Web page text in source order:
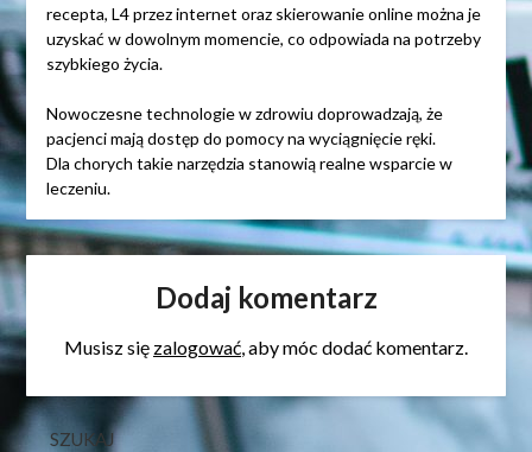
recepta, L4 przez internet oraz skierowanie online można je
uzyskać w dowolnym momencie, co odpowiada na potrzeby
szybkiego życia.
Nowoczesne technologie w zdrowiu doprowadzają, że
pacjenci mają dostęp do pomocy na wyciągnięcie ręki.
Dla chorych takie narzędzia stanowią realne wsparcie w
leczeniu.
Dodaj komentarz
Musisz się zalogować, aby móc dodać komentarz.
SZUKAJ